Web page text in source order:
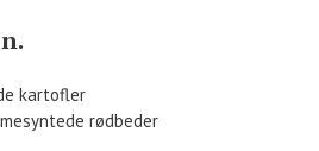
kartofler
rødbeder